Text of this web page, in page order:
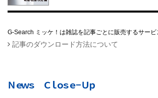
G-Search ミッケ！は雑誌を記事ごとに販売するサービ
記事のダウンロード方法について
Ｎｅｗｓ Ｃｌｏｓｅ−Ｕｐ